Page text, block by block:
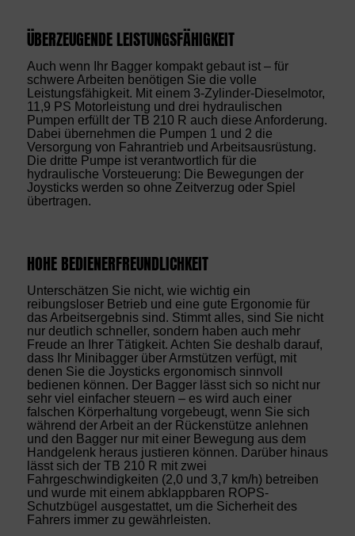
ÜBERZEUGENDE LEISTUNGSFÄHIGKEIT
Auch wenn Ihr Bagger kompakt gebaut ist – für
schwere Arbeiten benötigen Sie die volle
Leistungsfähigkeit. Mit einem 3-Zylinder-Dieselmotor,
11,9 PS Motorleistung und drei hydraulischen
Pumpen erfüllt der TB 210 R auch diese Anforderung.
Dabei übernehmen die Pumpen 1 und 2 die
Versorgung von Fahrantrieb und Arbeitsausrüstung.
Die dritte Pumpe ist verantwortlich für die
hydraulische Vorsteuerung: Die Bewegungen der
Joysticks werden so ohne Zeitverzug oder Spiel
übertragen.
HOHE BEDIENERFREUNDLICHKEIT
Unterschätzen Sie nicht, wie wichtig ein
reibungsloser Betrieb und eine gute Ergonomie für
das Arbeitsergebnis sind. Stimmt alles, sind Sie nicht
nur deutlich schneller, sondern haben auch mehr
Freude an Ihrer Tätigkeit. Achten Sie deshalb darauf,
dass Ihr Minibagger über Armstützen verfügt, mit
denen Sie die Joysticks ergonomisch sinnvoll
bedienen können. Der Bagger lässt sich so nicht nur
sehr viel einfacher steuern – es wird auch einer
falschen Körperhaltung vorgebeugt, wenn Sie sich
während der Arbeit an der Rückenstütze anlehnen
und den Bagger nur mit einer Bewegung aus dem
Handgelenk heraus justieren können. Darüber hinaus
lässt sich der TB 210 R mit zwei
Fahrgeschwindigkeiten (2,0 und 3,7 km/h) betreiben
und wurde mit einem abklappbaren ROPS-
Schutzbügel ausgestattet, um die Sicherheit des
Fahrers immer zu gewährleisten.